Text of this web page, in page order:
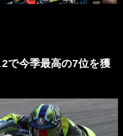
で今季最高の7位を獲